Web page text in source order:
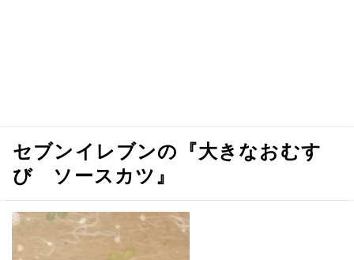
セブンイレブンの『大きなおむす
び ソースカツ』